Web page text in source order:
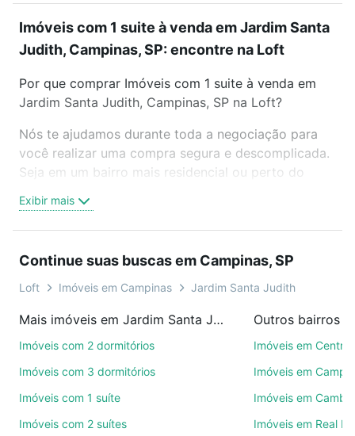
Imóveis com 1 suite à venda em Jardim Santa
Judith, Campinas, SP: encontre na Loft
Por que comprar Imóveis com 1 suite à venda em
Jardim Santa Judith, Campinas, SP na Loft?
Nós te ajudamos durante toda a negociação para
você realizar uma compra segura e descomplicada.
Seja em um bairro mais residencial ou perto do
oferta ideal de Imóveis com 1 suite à venda em
Jardim Santa Judith, Campinas, SP para conquistar
videochamada, é grátis, sem compromisso e você
ainda conta com mais de 46 mil corretores e
de imóveis.
ruas, bairros e até condomínios favoritos. Você
também pode usar os filtros como quantidade de
Exibir mais
Continue suas buscas em Campinas, SP
Loft Imóveis em Campinas Jardim Santa Judith
Mais imóveis em Jardim Santa Judith
Imóveis com 2 dormitórios
Imóveis com 3 dormitórios
Imóveis com 1 suíte
Imóveis com 2 suítes
Outros bairros
Imóveis em Centro
Imóveis em
Imóveis em Cambuí
Imóveis em Real